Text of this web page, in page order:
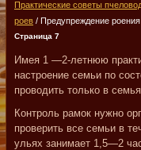
Практические советы
роев / Предупреждение роения
Страница 7
Имея 1 —2-летнюю
настроение семьи по
проводить только в
Контроль рамок нужно
проверить все семьи в
ульях занимает 1,5—2